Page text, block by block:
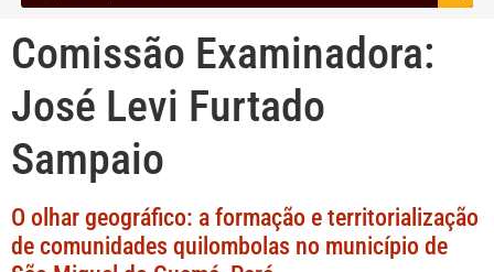
Comissão Examinadora:
José Levi Furtado
Sampaio
O olhar geográfico: a formação e territorialização
de comunidades quilombolas no município de